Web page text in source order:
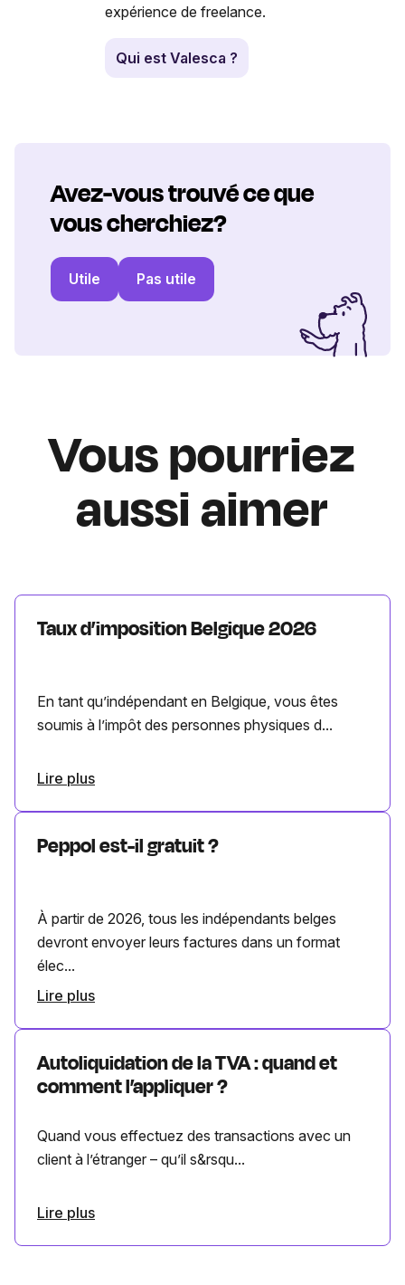
expérience de freelance.
Qui est Valesca ?
Avez-vous trouvé ce que
vous cherchiez?
Utile Pas utile
Vous pourriez
aussi aimer
Taux d’imposition Belgique 2026
En tant qu’indépendant en Belgique, vous êtes
soumis à l’impôt des personnes physiques d...
Lire plus
Peppol est-il gratuit ?
À partir de 2026, tous les indépendants belges
devront envoyer leurs factures dans un format
élec...
Lire plus
Autoliquidation de la TVA : quand et
comment l’appliquer ?
Quand vous effectuez des transactions avec un
client à l’étranger – qu’il s&rsqu...
Lire plus